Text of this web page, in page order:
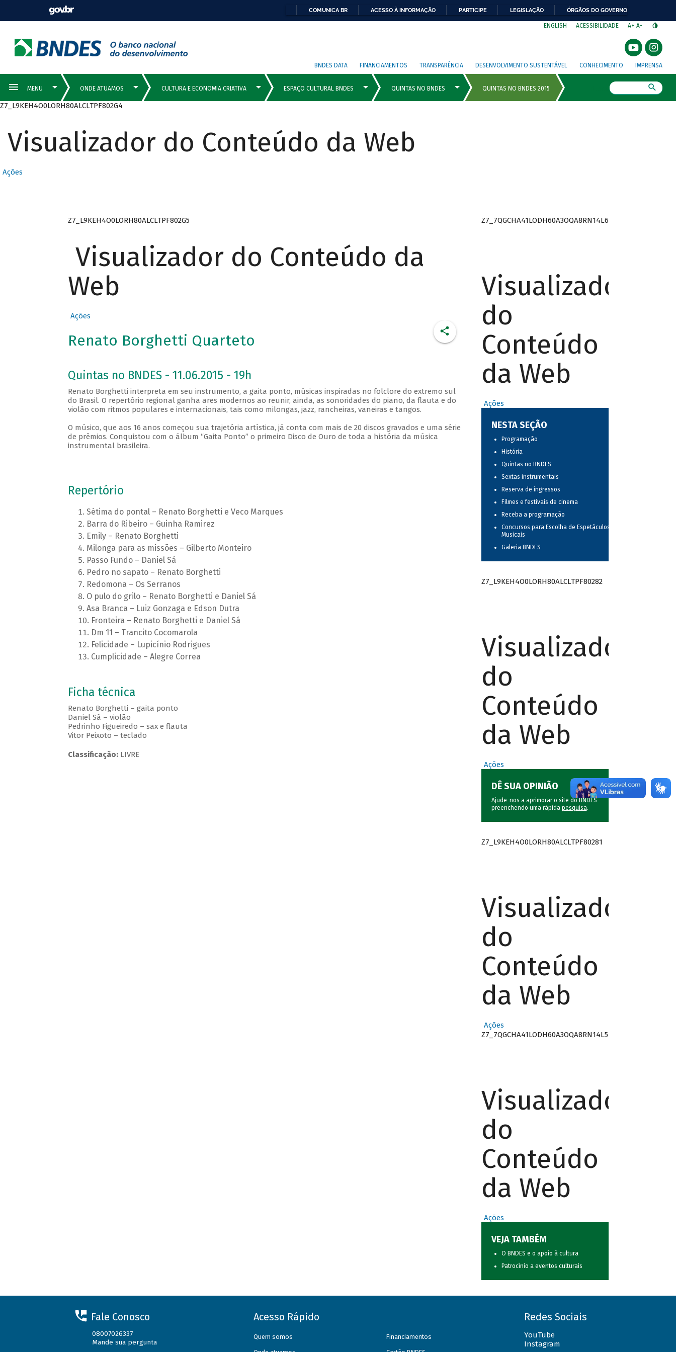
COMUNICA BR ACESSO À INFORMAÇÃO PARTICIPE LEGISLAÇÃO ÓRGÃOS DO GOVERNO
ENGLISH ACESSIBILIDADE A+ A-
BNDES DATA FINANCIAMENTOS TRANSPARÊNCIA DESENVOLVIMENTO SUSTENTÁVEL CONHECIMENTO IMPRENSA
Z7_L9KEH4O0LORH80ALCLTPF802G4
Visualizador do Conteúdo da Web
Ações
Z7_L9KEH4O0LORH80ALCLTPF802G5
Visualizador do Conteúdo da
Web
Ações
Renato Borghetti Quarteto
Quintas no BNDES - 11.06.2015 - 19h
Renato Borghetti interpreta em seu instrumento, a gaita ponto, músicas inspiradas no folclore do extremo sul
do Brasil. O repertório regional ganha ares modernos ao reunir, ainda, as sonoridades do piano, da flauta e do
violão com ritmos populares e internacionais, tais como milongas, jazz, rancheiras, vaneiras e tangos.
O músico, que aos 16 anos começou sua trajetória artística, já conta com mais de 20 discos gravados e uma série
de prêmios. Conquistou com o álbum “Gaita Ponto” o primeiro Disco de Ouro de toda a história da música
instrumental brasileira.
Repertório
Sétima do pontal – Renato Borghetti e Veco Marques
Barra do Ribeiro – Guinha Ramirez
Emily – Renato Borghetti
Milonga para as missões – Gilberto Monteiro
Passo Fundo – Daniel Sá
Pedro no sapato – Renato Borghetti
Redomona – Os Serranos
O pulo do grilo – Renato Borghetti e Daniel Sá
Asa Branca – Luiz Gonzaga e Edson Dutra
Fronteira – Renato Borghetti e Daniel Sá
Dm 11 – Trancito Cocomarola
Felicidade – Lupicínio Rodrigues
Cumplicidade – Alegre Correa
Ficha técnica
Renato Borghetti – gaita ponto
Daniel Sá – violão
Pedrinho Figueiredo – sax e flauta
Vitor Peixoto – teclado
Classificação:LIVRE
Z7_7QGCHA41LODH60A3OQA8RN14L6
Visualizador
do
Conteúdo
da Web
Ações
NESTA SEÇÃO
Programação
História
Quintas no BNDES
Sextas instrumentais
Reserva de ingressos
Filmes e festivais de cinema
Receba a programação
Concursos para Escolha de Espetáculos
Musicais
Galeria BNDES
Z7_L9KEH4O0LORH80ALCLTPF80282
Visualizador
do
Conteúdo
da Web
Ações
DÊ SUA OPINIÃO
Ajude-nos a aprimorar o site do BNDES
preenchendo uma rápida pesquisa.
Z7_L9KEH4O0LORH80ALCLTPF80281
Visualizador
do
Conteúdo
da Web
Ações
Z7_7QGCHA41LODH60A3OQA8RN14L5
Visualizador
do
Conteúdo
da Web
Ações
VEJA TAMBÉM
O BNDES e o apoio à cultura
Patrocínio a eventos culturais
Fale Conosco
08007026337
Mande sua pergunta
Acesso Rápido
Quem somos Financiamentos
Redes Sociais
YouTube
Instagram